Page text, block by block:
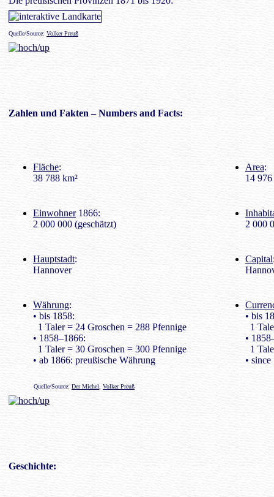
Quelle/Source: Volker Preuß
Zahlen und Fakten – Numbers and Facts:
Fläche:
38 788 km²
Area:
14 976
Einwohner1866:
2 000 000 (geschätzt)
2 000
Hauptstadt:
Hannover
Capital
Währung:
• bis 1858:
1 Taler = 24 Groschen = 288 Pfennige
• 1858–1866:
1 Taler = 30 Groschen = 300 Pfennige
• ab 1866: preußische Währung
• bis
1
•
1
•
Quelle/Source: Der Michel Volker Preuß
Geschichte: